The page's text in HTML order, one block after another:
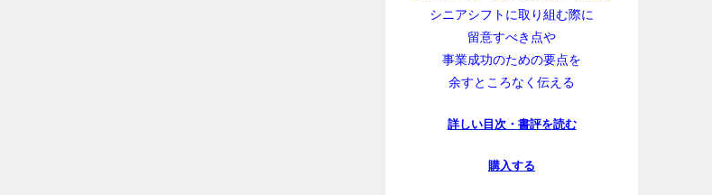
シニアシフトに取り組む際に
留意すべき点や
事業成功のための要点を
余すところなく伝える
詳しい目次・書評を読む
購入する